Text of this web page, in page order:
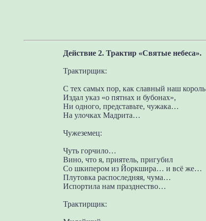
Действие 2. Трактир «Святые небеса».
Трактирщик:
С тех самых пор, как славный наш король
Издал указ «о пятнах и бубонах»,
Ни одного, представьте, чужака…
На улочках Мадрита…
Чужеземец:
Чуть горчило…
Вино, что я, приятель, пригубил
Со шкипером из Йоркшира… и всё же…
Плутовка распоследняя, чума…
Испортила нам празднество…
Трактирщик: